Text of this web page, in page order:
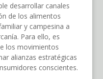
desarrollar canales
de los alimentos
y campesina a
Para ello, es
los movimientos
alianzas estratégicas
conscientes.